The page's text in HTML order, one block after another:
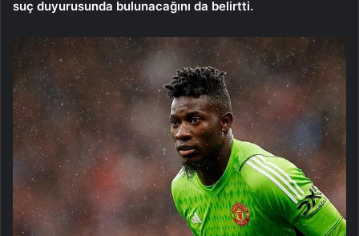
suç duyurusunda bulunacağını da belirtti.